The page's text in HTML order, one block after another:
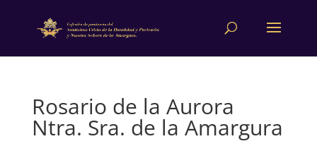
Rosario de la Aurora
Ntra. Sra. de la Amargura